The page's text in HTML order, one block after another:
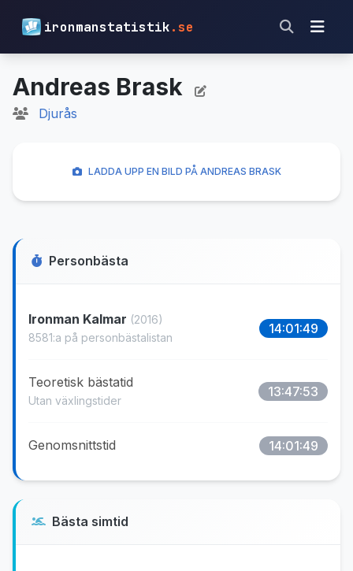
ironmanstatistik.se
Andreas Brask
Djurås
Personbästa
Ironman Kalmar (2016)
8581:a på personbästalistan
14:01:49
Teoretisk bästatid
Utan växlingstider
13:47:53
Genomsnittstid 14:01:49
Bästa simtid
LADDA UPP EN BILD PÅ ANDREAS BRASK